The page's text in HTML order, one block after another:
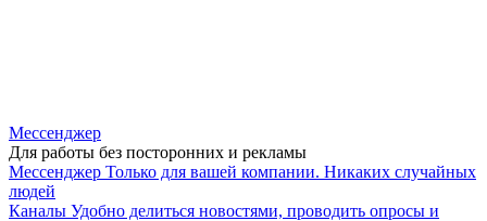
Мессенджер
Для работы без посторонних и рекламы
Мессенджер Только для вашей компании. Никаких случайных
людей
Каналы Удобно делиться новостями, проводить опросы и